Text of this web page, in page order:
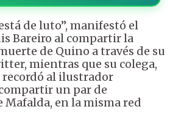
de luto”, manifestó el
Bareiro al compartir la
de Quino a través de su
mientras que su colega,
recordó al ilustrador
un par de
en la misma red